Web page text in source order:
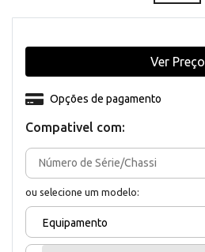
Compativel com:
ou selecione um modelo:
Equipamento
Opções de pagamento
Ver Preço